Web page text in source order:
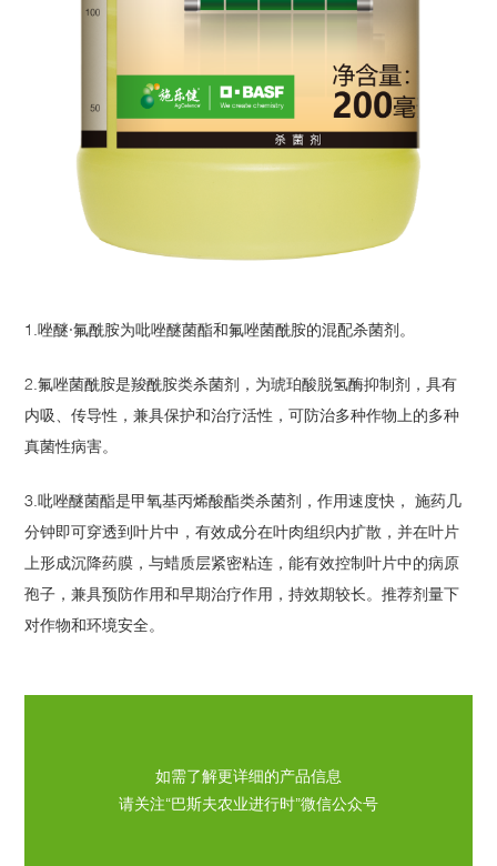
1.唑醚·氟酰胺为吡唑醚菌酯和氟唑菌酰胺的混配杀菌剂。
2.氟唑菌酰胺是羧酰胺类杀菌剂，为琥珀酸脱氢酶抑制剂，具有
内吸、传导性，兼具保护和治疗活性，可防治多种作物上的多种
真菌性病害。
3.吡唑醚菌酯是甲氧基丙烯酸酯类杀菌剂，作用速度快， 施药几
分钟即可穿透到叶片中，有效成分在叶肉组织内扩散，并在叶片
上形成沉降药膜，与蜡质层紧密粘连，能有效控制叶片中的病原
孢子，兼具预防作用和早期治疗作用，持效期较长。推荐剂量下
对作物和环境安全。
如需了解更详细的产品信息
请关注“巴斯夫农业进行时”微信公众号